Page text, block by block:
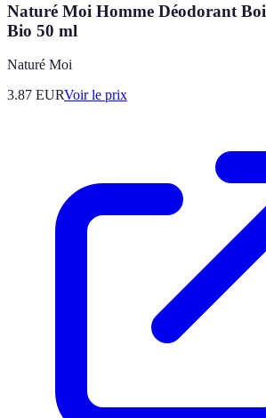
Naturé Moi Homme Déodorant
Bio 50 ml
Naturé Moi
3.87 EURVoir le prix